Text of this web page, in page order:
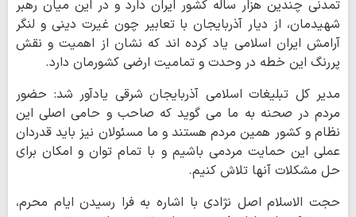
تمدنی چندین هزار ساله کشور ایران دارد و در این میان رهبر
شهیدمان، از دیار آذربایجان با تعابیر چون غیرت دینی و لنگر
آرامش ایران اسلامی یاد کرده اند که نشان از اهمیت و نقش
پررنگ این خطه در وحدت و تمامیت ارضی کشورمان دارد.
مدیر کل تبلیغات اسلامی آذربایجان شرقی یادآور شد: حضور
مردم در صحنه به ما می گوید که صاحب و حامی اصلی این
نظام و کشور همین مردم هستند و ما مسئولان نیز باید قدردان
عملی این حمایت مردمی باشیم و با تمام توان و امکان برای
حل مشکلات آنها تلاش کنیم.
حجت الاسلام اصل نژادی با اشاره به فرا رسیدن ایام محرم،